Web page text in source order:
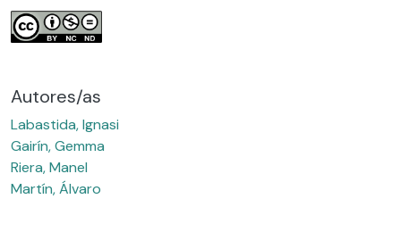
Autores/as
Labastida, Ignasi
Gairín, Gemma
Riera, Manel
Martín, Álvaro